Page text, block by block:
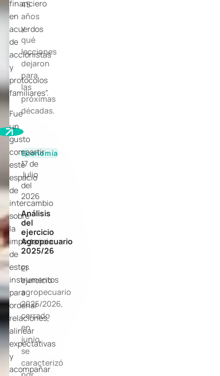
financiero
en
acuerdos
de
accionistas
y
protocolos
familiares”.
Fue
un
gusto
compartir
este
espacio
de
intercambio
sobre
la
importancia
de
estos
instrumentos
para
ordenar
relaciones,
alinear
expectativas
y
acompañar
45
años
y
qué
lecciones
dejaron
para
las
próximas
décadas.
Economía
17 de
Julio
del
2026
Análisis
del
ejercicio
Agropecuario
2025/26
El
ejercicio
agropecuario
2025/2026,
cerrado
en
junio,
se
caracterizó